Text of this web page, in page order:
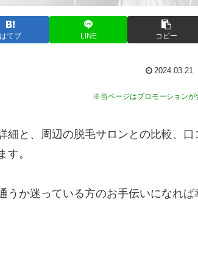
はてブ LINE コピー
2024.03.21
※当ページはプロモーションが
細と、周辺の脱毛サロンとの比較、口
。
うか迷っている方のお手伝いになれば